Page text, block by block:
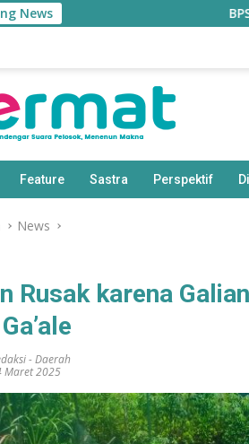
News BPS:
Feature Sastra Perspektif
News
Rusak karena
-Daerah
Maret 2025